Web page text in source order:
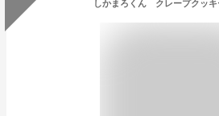
しかまろくん クレープクッ